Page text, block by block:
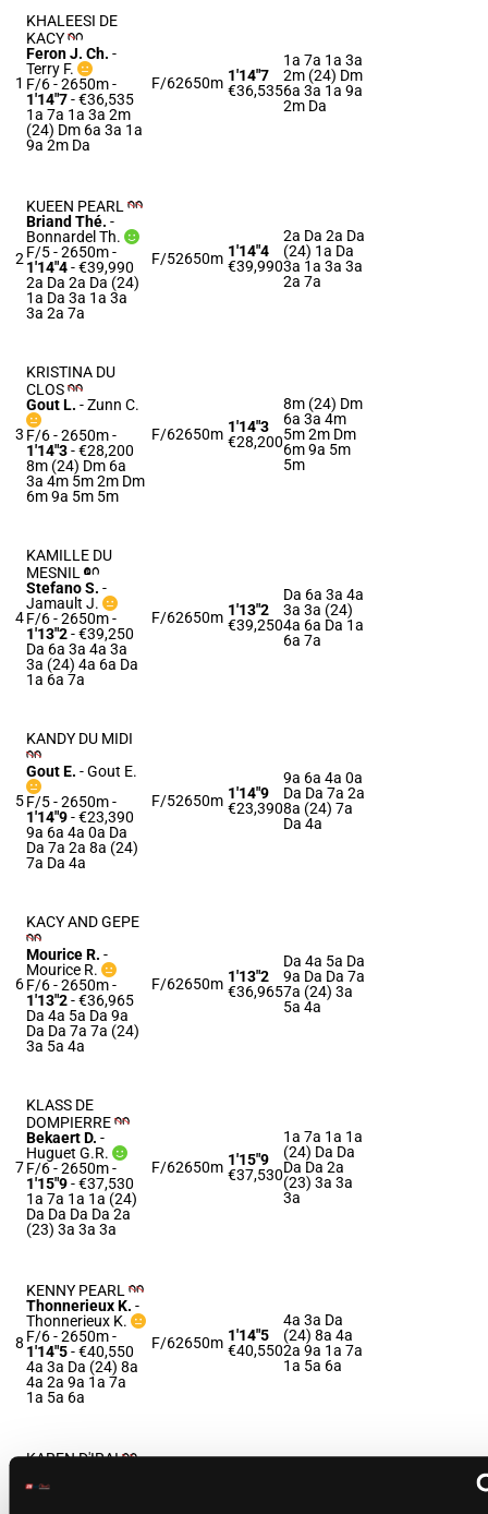
1
KHALEESI DE
KACY
Feron J. Ch. -
Terry F.
F/6 - 2650m-
1'14"7- €36,535
1a 7a 1a 3a 2m
(24) Dm 6a 3a 1a
9a 2m Da
F/62650m 1'14"7
€36,535
1a 7a 1a 3a
2m (24) Dm
6a 3a 1a 9a
2m Da
2
KUEEN PEARL
Briand Thé. -
Bonnardel Th.
F/5 - 2650m-
1'14"4- €39,990
2a Da 2a Da (24)
1a Da 3a 1a 3a
3a 2a 7a
F/52650m 1'14"4
€39,990
2a Da 2a Da
(24) 1a Da
3a 1a 3a 3a
2a 7a
3
KRISTINA DU
CLOS
Gout L. -Zunn C.
F/6 - 2650m-
1'14"3- €28,200
8m (24) Dm 6a
3a 4m 5m 2m Dm
6m 9a 5m 5m
F/62650m 1'14"3
€28,200
8m (24) Dm
6a 3a 4m
5m 2m Dm
6m 9a 5m
5m
4
KAMILLE DU
MESNIL
Stefano S. -
Jamault J.
F/6 - 2650m-
1'13"2- €39,250
Da 6a 3a 4a 3a
3a (24) 4a 6a Da
1a 6a 7a
F/62650m 1'13"2
€39,250
Da 6a 3a 4a
3a 3a (24)
4a 6a Da 1a
6a 7a
5
KANDY DU MIDI
Gout E. -Gout E.
F/5 - 2650m-
1'14"9- €23,390
9a 6a 4a 0a Da
Da 7a 2a 8a (24)
7a Da 4a
F/52650m 1'14"9
€23,390
9a 6a 4a 0a
Da Da 7a 2a
8a (24) 7a
Da 4a
6
KACY AND GEPE
Mourice R. -
Mourice R.
F/6 - 2650m-
1'13"2- €36,965
Da 4a 5a Da 9a
Da Da 7a 7a (24)
3a 5a 4a
F/62650m 1'13"2
€36,965
Da 4a 5a Da
9a Da Da 7a
7a (24) 3a
5a 4a
7
KLASS DE
DOMPIERRE
Bekaert D. -
Huguet G.R.
F/6 - 2650m-
1'15"9- €37,530
1a 7a 1a 1a (24)
Da Da Da Da 2a
(23) 3a 3a 3a
F/62650m 1'15"9
€37,530
1a 7a 1a 1a
(24) Da Da
Da Da 2a
(23) 3a 3a
3a
8
KENNY PEARL
Thonnerieux K. -
Thonnerieux K.
F/6 - 2650m-
1'14"5- €40,550
4a 3a Da (24) 8a
4a 2a 9a 1a 7a
1a 5a 6a
F/62650m 1'14"5
€40,550
4a 3a Da
(24) 8a 4a
2a 9a 1a 7a
1a 5a 6a
KAREN D'IRAI
Pauleau D.